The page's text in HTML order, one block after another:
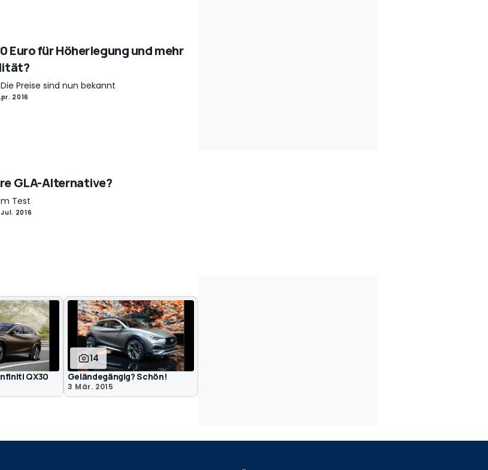
Euro für Höherlegung und mehr
Preise sind nun bekannt
2016
GLA-Alternative?
Test
2016
QX30
14
Geländegängig? Schön!
3 Mär. 2015